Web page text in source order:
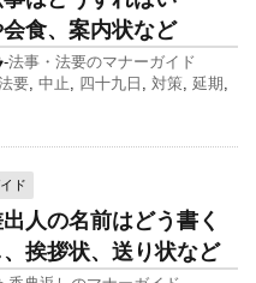
食、案内状など
-法事・法要のマナーガイド
要 中止 四十九日 対策 延期
ド
人の名前はどう書く
挨拶状、送り状など